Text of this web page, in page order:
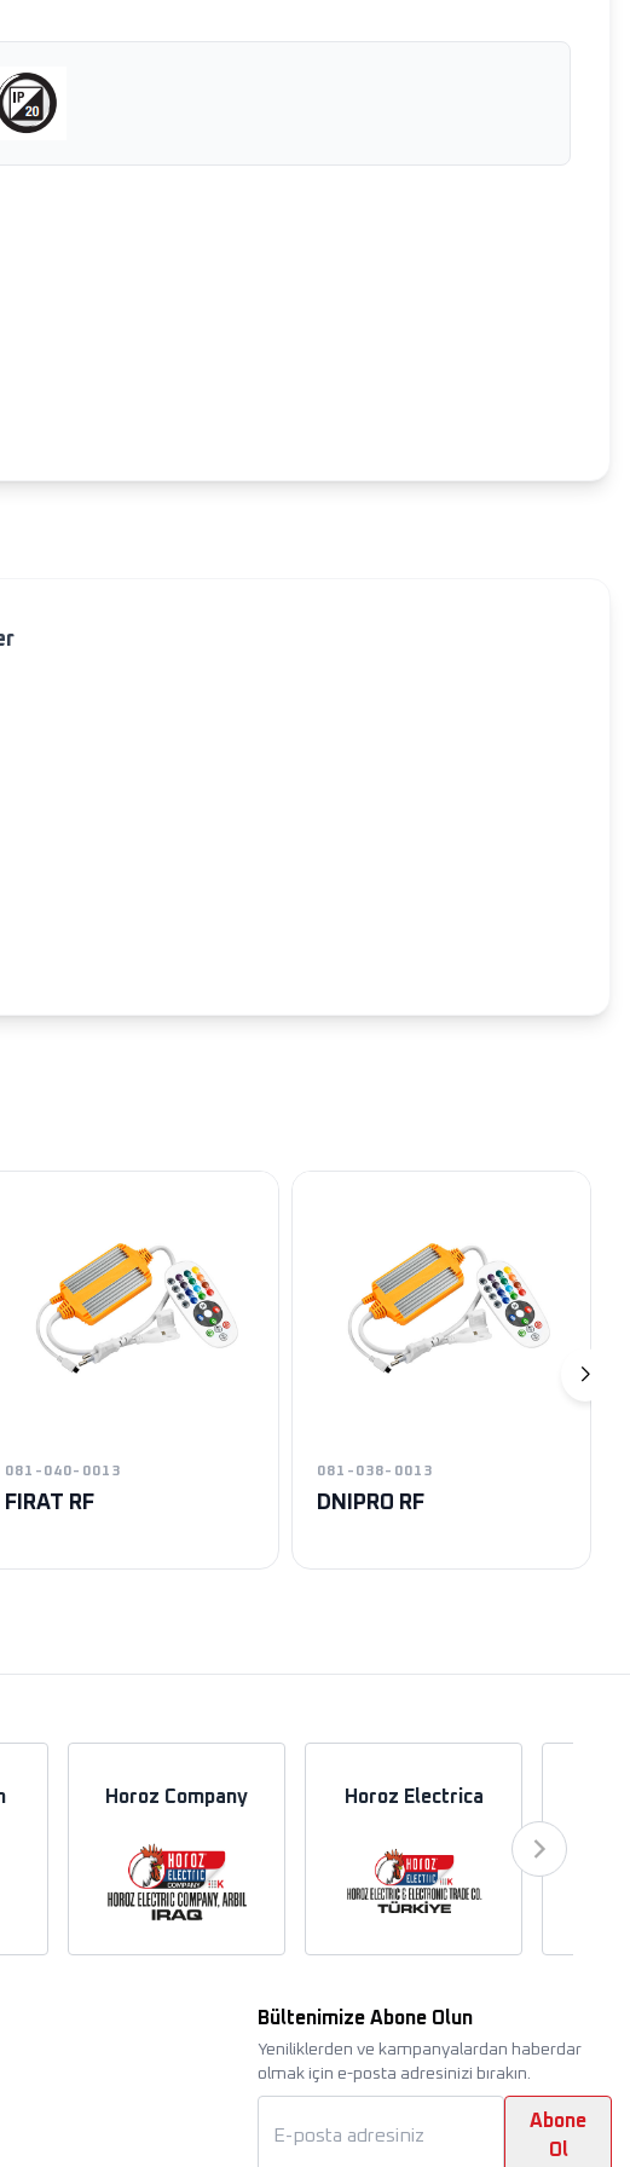
081-040-0013
FIRAT RF
081-038-0013
DNIPRO RF
Horoz Company Horoz Electrica
Bültenimize Abone Olun
Yeniliklerden ve kampanyalardan haberdar
olmak için e-posta adresinizi bırakın.
Abone
Ol